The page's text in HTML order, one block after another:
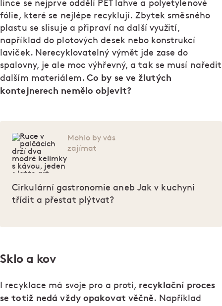
lince se nejprve oddělí PET lahve a polyetylenové
fólie, které se nejlépe recyklují. Zbytek směsného
plastu se slisuje a připraví na další využití,
například do plotových desek nebo konstrukcí
laviček. Nerecyklovatelný výmět jde zase do
spalovny, je ale moc výhřevný, a tak se musí naředit
dalším materiálem. Co by se ve žlutých
kontejnerech nemělo objevit?
Mohlo by vás
zajímat
Cirkulární gastronomie aneb Jak v kuchyni
třídit a přestat plýtvat?
Sklo a kov
I recyklace má svoje pro a proti, recyklační proces
se totiž nedá vždy opakovat věčně. Například